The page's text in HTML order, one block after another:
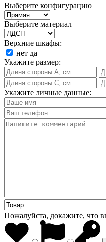
Выберите конфигурацию
Выберите материал
Верхние шкафы:
нет да
Укажите размер:
Укажите личные данные:
Пожалуйста, докажите, что